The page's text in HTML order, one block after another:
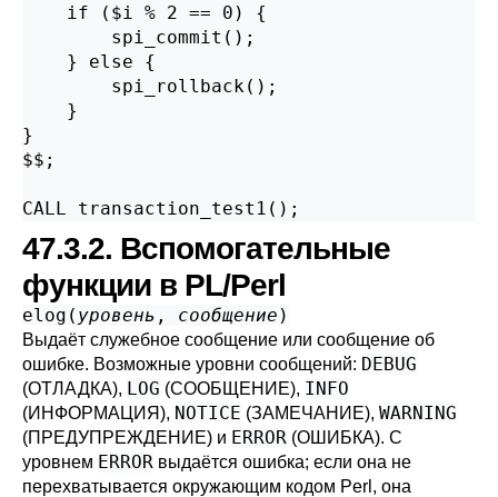
    if ($i % 2 == 0) {
        spi_commit();
    } else {
        spi_rollback();
    }
}
$$;
CALL transaction_test1();
47.3.2. Вспомогательные
функции в PL/Perl
elog( уровень , сообщение )
Выдаёт служебное сообщение или сообщение об
ошибке. Возможные уровни сообщений: DEBUG
(ОТЛАДКА), LOG (СООБЩЕНИЕ), INFO
(ИНФОРМАЦИЯ), NOTICE (ЗАМЕЧАНИЕ), WARNING
(ПРЕДУПРЕЖДЕНИЕ) и ERROR (ОШИБКА). С
уровнем ERROR выдаётся ошибка; если она не
перехватывается окружающим кодом Perl, она